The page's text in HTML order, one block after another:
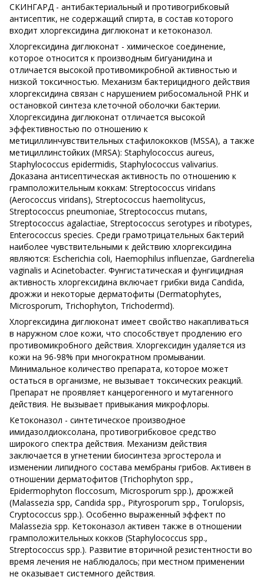
СКИНГАРД - антибактериальный и противогрибковый
антисептик, не содержащий спирта, в состав которого
входит хлоргексидина диглюконат и кетоконазол.
Хлоргексидина диглюконат - химическое соединение,
которое относится к производным бигуанидина и
отличается высокой противомикробной активностью и
низкой токсичностью. Механизм бактерицидного действия
хлоргексидина связан с нарушением рибосомальной РНК и
остановкой синтеза клеточной оболочки бактерии.
Хлоргексидина диглюконат отличается высокой
эффективностью по отношению к
метициллинчувствительных стафилококков (MSSA), а также
метициллинстойких (MRSA): Staphylococcus aureus,
Staphylococcus epidermidis, Staphylococcus valivarius.
Доказана антисептическая активность по отношению к
грамположительным коккам: Streptococcus viridans
(Aerococcus viridans), Streptococcus haemolitycus,
Streptococcus pneumoniae, Streptococcus mutans,
Streptococcus agalactiae, Streptococcus serotypes и ribotypes,
Enterococcus species. Среди грамотрицательных бактерий
наиболее чувствительными к действию хлоргексидина
являются: Escherichia coli, Haemophilus influenzae, Gardnerelia
vaginalis и Acinetobacter. Фунгистатическая и фунгицидная
активность хлоргексидина включает грибки вида Candida,
дрожжи и некоторые дерматофиты (Dermatophytes,
Microsporum, Trichophyton, Trichodermd).
Хлоргексидина диглюконат имеет свойство накапливаться
в наружном слое кожи, что способствует продлению его
противомикробного действия. Хлоргексидин удаляется из
кожи на 96-98% при многократном промывании.
Минимальное количество препарата, которое может
остаться в организме, не вызывает токсических реакций.
Препарат не проявляет канцерогенного и мутагенного
действия. Не вызывает привыкания микрофлоры.
Кетоконазол - синтетическое производное
имидазолдиоксолана, противогрибковое средство
широкого спектра действия. Механизм действия
заключается в угнетении биосинтеза эргостерола и
изменении липидного состава мембраны грибов. Активен в
отношении дерматофитов (Trichophyton spp.,
Epidermophyton floccosum, Microsporum spp.), дрожжей
(Malassezia spp, Candida spp., Pityrosporum spp., Torulopsis,
Cryptococcus spp.). Особенно выраженный эффект по
Malassezia spp. Кетоконазол активен также в отношении
грамположительных кокков (Staphylococcus spp.,
Streptococcus spp.). Развитие вторичной резистентности во
время лечения не наблюдалось; при местном применении
не оказывает системного действия.